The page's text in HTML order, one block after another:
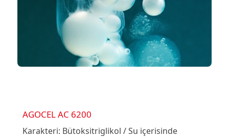
AGOCEL AC 6200
Karakteri: Bütoksitriglikol / Su içerisinde